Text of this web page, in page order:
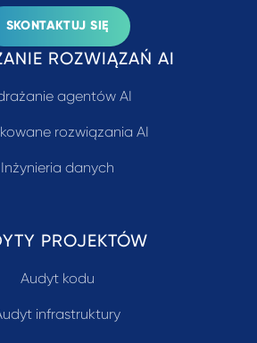
SKONTAKTUJ SIĘ
ROZWIĄZAŃ AI
agentów AI
rozwiązania AI
Inżynieria danych
PROJEKTÓW
Audyt kodu
infrastruktury